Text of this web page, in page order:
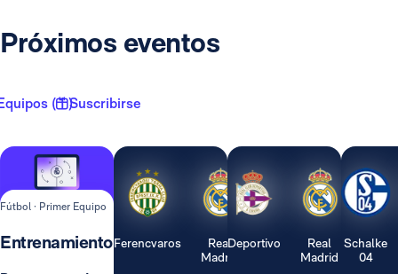
Próximos eventos
( 1 )Suscribirse
Fútbol · Primer Equipo
EntrenamientoFerencvaros
Real
Madrid
Deportivo
Real
Madrid
Schalke
04